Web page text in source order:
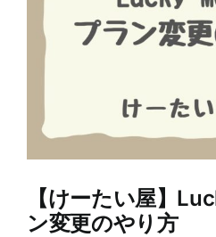
【けーたい屋】
ン変更のやり方